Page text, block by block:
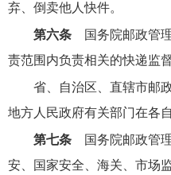
弃、倒卖他人快件。
第六条国务院邮政管理
责范围内负责相关的快递监
省、自治区、直辖市邮
地方人民政府有关部门在各
第七条国务院邮政管理
安、国家安全、海关、市场